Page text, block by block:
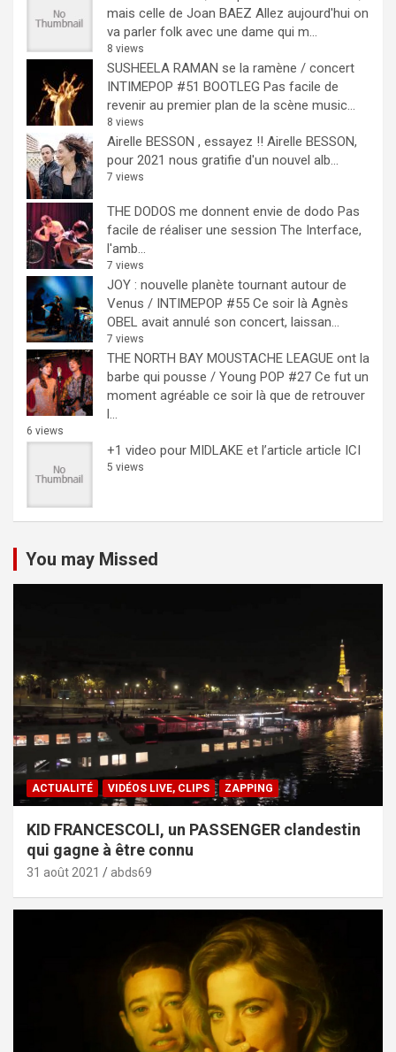
mais celle de Joan BAEZ Allez aujourd'hui on
va parler folk avec une dame qui m...
8 views
SUSHEELA RAMAN se la ramène / concert
INTIMEPOP #51 BOOTLEG Pas facile de
revenir au premier plan de la scène music...
8 views
Airelle BESSON , essayez !! Airelle BESSON,
pour 2021 nous gratifie d'un nouvel alb...
7 views
THE DODOS me donnent envie de dodo Pas
facile de réaliser une session The Interface,
l'amb...
7 views
JOY : nouvelle planète tournant autour de
Venus / INTIMEPOP #55 Ce soir là Agnès
OBEL avait annulé son concert, laissan...
7 views
THE NORTH BAY MOUSTACHE LEAGUE ont la
barbe qui pousse / Young POP #27 Ce fut un
moment agréable ce soir là que de retrouver
l...
6 views
+1 video pour MIDLAKE et l’article article ICI
5 views
You may Missed
ACTUALITÉ VIDÉOS LIVE, CLIPS ZAPPING
KID FRANCESCOLI, un PASSENGER clandestin
qui gagne à être connu
31 août 2021 abds69